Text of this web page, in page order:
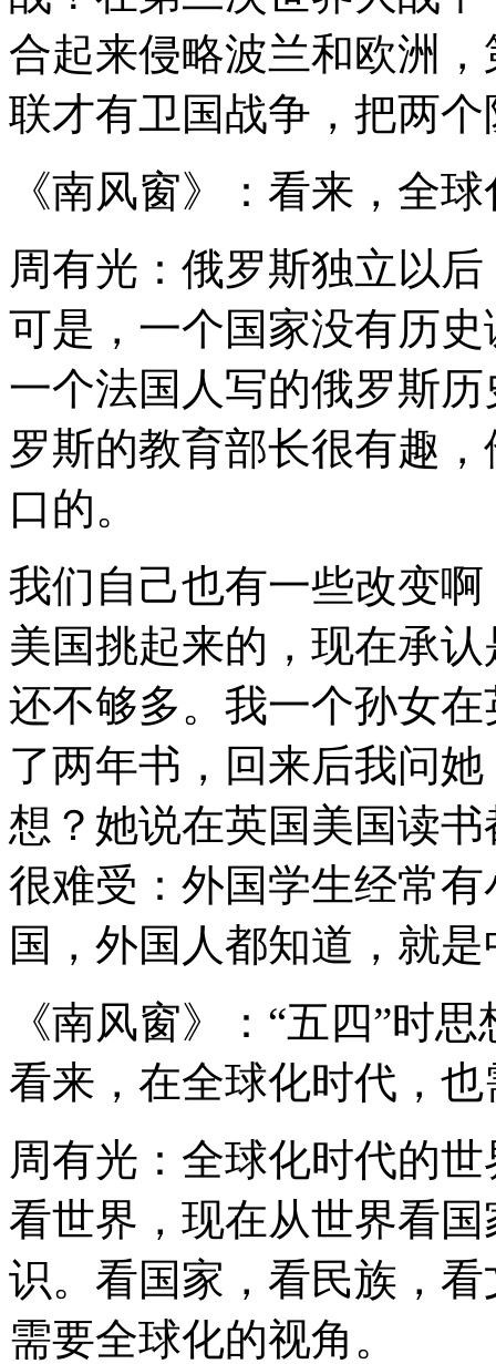
合起来侵略波兰和欧洲
联才有卫国战争，把两
《南风窗》：看来，全
周有光：俄罗斯独立以
可是，一个国家没有历
一个法国人写的俄罗斯
罗斯的教育部长很有趣
口的。
我们自己也有一些改变
美国挑起来的，现在承
还不够多。我一个孙女
了两年书，回来后我问
想？她说在英国美国读
很难受：外国学生经常
国，外国人都知道，就
《南风窗》：“五四”时
看来，在全球化时代，
周有光：全球化时代的
看世界，现在从世界看
识。看国家，看民族，
需要全球化的视角。